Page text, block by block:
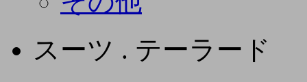
スーツ . テーラード